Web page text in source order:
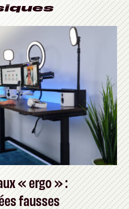
« ergo » :
fausses